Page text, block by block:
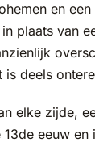
en
plaats van
deels
elke zijde,
eeuw